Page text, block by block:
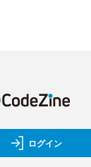
ログイン